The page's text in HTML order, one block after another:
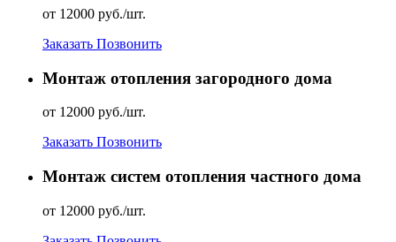
от 12000 руб./шт.
Заказать Позвонить
Монтаж отопления загородного дома
от 12000 руб./шт.
Заказать Позвонить
Монтаж систем отопления частного дома
от 12000 руб./шт.